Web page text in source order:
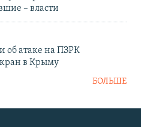
– власти
об атаке на ПЗРК
в Крыму
БОЛЬШЕ